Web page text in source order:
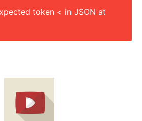
token < in JSON at